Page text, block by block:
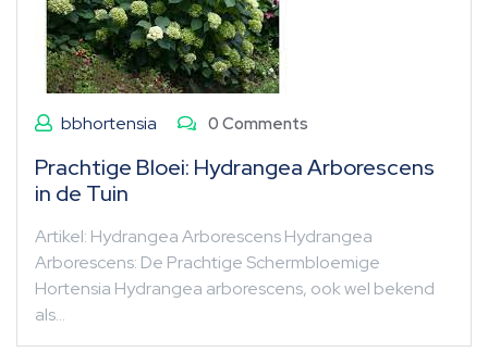
bbhortensia 0 Comments
Prachtige Bloei: Hydrangea Arborescens
in de Tuin
Artikel: Hydrangea Arborescens Hydrangea
Arborescens: De Prachtige Schermbloemige
Hortensia Hydrangea arborescens, ook wel bekend
als…